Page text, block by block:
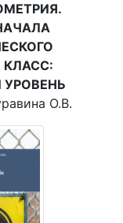
КЛАСС:
УРОВЕНЬ
О.В.